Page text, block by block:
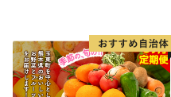
肉 タレ付き